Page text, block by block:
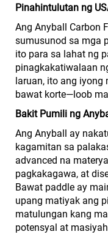
Pinahintulutan ng
Ang Anyball Carbon
sumusunod sa mga
ito para sa lahat ng
pinagkakatiwalaan
laruan, ito ang
bawat korte—loob
Bakit Pumili ng
Ang Anyball ay
kagamitan sa
advanced na
pagkakagawa, at
Bawat paddle ay
upang matiyak ang
matulungan kang
potensyal at